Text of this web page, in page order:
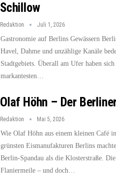
Schillow
Redaktion Juli 1, 2026
Gastronomie auf Berlins Gewässern
Havel, Dahme und unzählige Kanäle
Stadtgebiets. Überall am Ufer haben
markantesten…
Olaf Höhn – Der
Redaktion Mai 5, 2026
Wie Olaf Höhn aus einem kleinen Café
grünsten Eismanufakturen Berlins
Berlin-Spandau als die Klosterstraße.
Flaniermeile – und doch…